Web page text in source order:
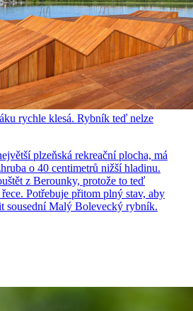
rychle klesá. Rybník teď nelze
plzeňská rekreační plocha, má
o 40 centimetrů nižší hladinu.
z Berounky, protože to teď
Potřebuje přitom plný stav, aby
sousední Malý Bolevecký rybník.